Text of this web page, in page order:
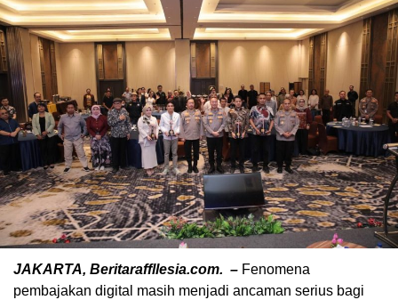
JAKARTA, Beritaraffllesia.com. – Fenomena
pembajakan digital masih menjadi ancaman serius bagi